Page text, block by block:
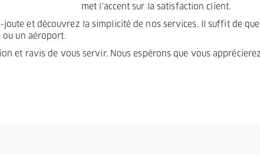
met l'accent sur la satisfaction client.
et découvrez la simplicité de nos services. Il suffit de
ou un aéroport.
et ravis de vous servir. Nous espérons que vous